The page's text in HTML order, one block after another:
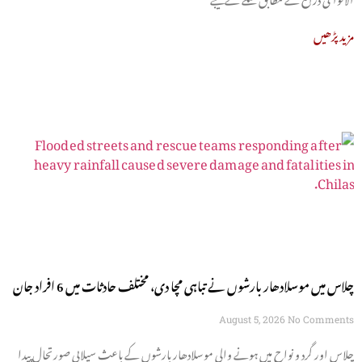
مزید پڑھیں
چلاس میں موسلادھار بارشوں نے تباہی مچا دی، مختلف حادثات میں 6 افراد جان
سے گئے
August 5, 2026 No Comments
چلاس اور گرد و نواح میں ہونے والی موسلادھار بارشوں کے باعث سیلابی صورتحال پیدا